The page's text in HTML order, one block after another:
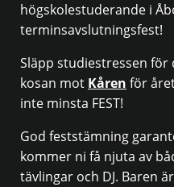
högskolestuderande i
terminsavslutningsfest!
Släpp studiestressen
kosan mot Kåren för
inte minsta FEST!
God feststämning
kommer ni få njuta av
tävlingar och DJ. Baren